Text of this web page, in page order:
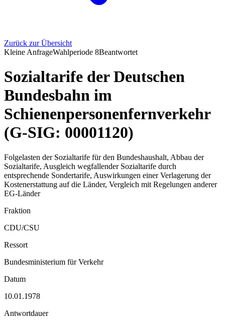
Zurück zur Übersicht
Kleine AnfrageWahlperiode 8Beantwortet
Sozialtarife der Deutschen
Bundesbahn im
Schienenpersonenfernverkehr
(G-SIG: 00001120)
Folgelasten der Sozialtarife für den Bundeshaushalt, Abbau der
Sozialtarife, Ausgleich wegfallender Sozialtarife durch
entsprechende Sondertarife, Auswirkungen einer Verlagerung der
Kostenerstattung auf die Länder, Vergleich mit Regelungen anderer
EG-Länder
Fraktion
CDU/CSU
Ressort
Bundesministerium für Verkehr
Datum
10.01.1978
Antwortdauer